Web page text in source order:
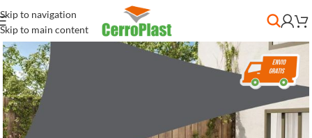
Skip to navigation
Skip to main content